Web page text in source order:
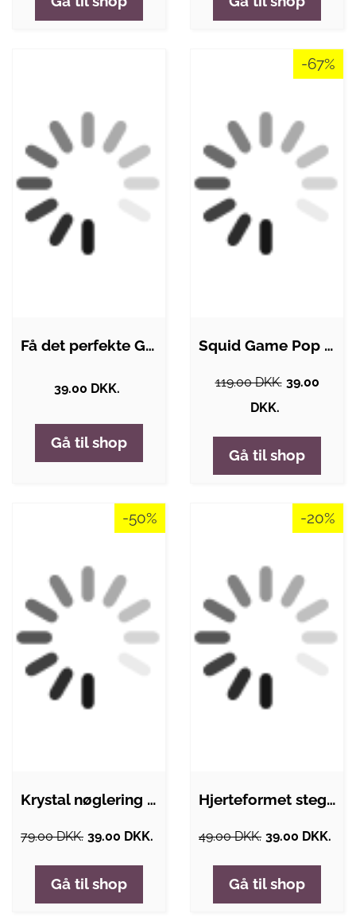
Få det perfekte Golfsving…
39.00 DKK.
Gå til shop
-67%
Squid Game Pop Spil - Cirkel
119.00 DKK. 39.00
DKK.
Gå til shop
-50%
Krystal nøglering med logo og lys - BMW
79.00 DKK. 39.00 DKK.
Gå til shop
-20%
Hjerteformet stegepande
49.00 DKK. 39.00 DKK.
Gå til shop